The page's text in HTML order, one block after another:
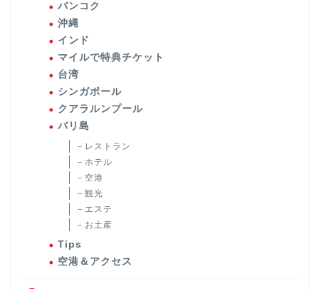
バンコク
沖縄
インド
マイルで特典チケット
台湾
シンガポール
クアラルンプール
バリ島
－レストラン
－ホテル
－空港
－観光
－エステ
－お土産
Tips
空港＆アクセス